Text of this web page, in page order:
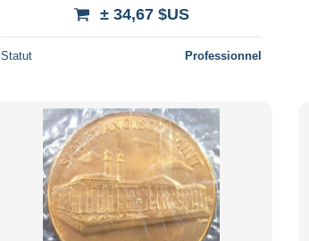
± 34,67 $US
Statut Professionnel